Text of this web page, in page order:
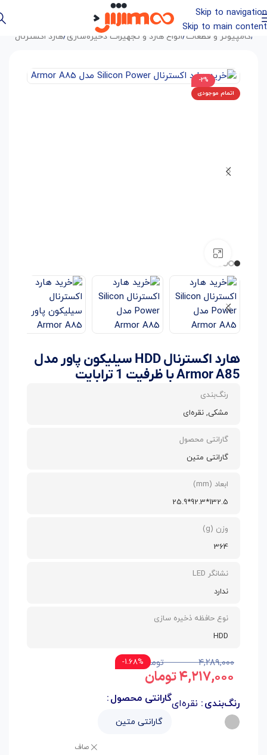
Skip to navigation
Skip to main content
/کامپیوتر و قطعات/انواع هارد و تجهیزات ذخیره‌سازی/هارد اکسترنال
-2%
اتمام موجودی
هارد اکسترنال HDD سیلیکون پاور مدل
Armor A85 با ظرفیت 1 ترابایت
رنگ‌بندی
مشکی, نقره‌ای
گارانتی محصول
گارانتی متین
ابعاد (mm)
132.5*92.3*25.9
وزن (g)
364
نشانگر LED
ندارد
نوع حافظه ذخیره سازی
HDD
۴,۲۸۹,۰۰۰ تومان
۴,۲۱۷,۰۰۰تومان
1.68%-
رنگ‌بندی نقره‌ایگارانتی محصول
صاف